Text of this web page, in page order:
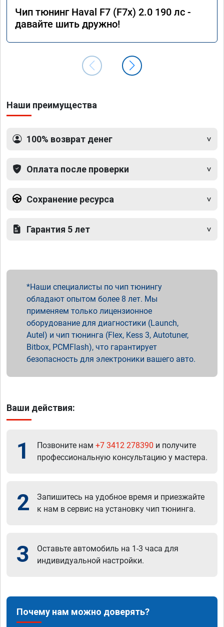
Чип тюнинг Haval F7 (F7x) 2.0 190 лс -
давайте шить дружно!
Наши преимущества
100% возврат денег
Оплата после проверки
Сохранение ресурса
Гарантия 5 лет
Наши специалисты по чип тюнингу
обладают опытом более 8 лет. Мы
применяем только лицензионное
оборудование для диагностики (Launch,
Autel) и чип тюнинга (Flex, Kess 3, Autotuner,
Bitbox, PCMFlash), что гарантирует
безопасность для электроники вашего авто.
Ваши действия:
1 Позвоните нам +7 3412 278390 и получите
профессиональную консультацию у мастера.
2
Запишитесь на удобное время и приезжайте
к нам в сервис на установку чип тюнинга.
3
Оставьте автомобиль на 1-3 часа для
индивидуальной настройки.
Почему нам можно доверять?